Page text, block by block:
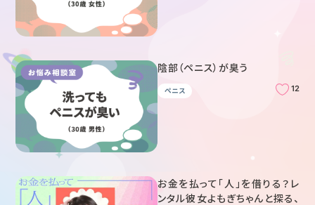
陰部（ペニス）が臭う
ペニス 12
お金を払って「人」を借りる？レ
ンタル彼女よもぎちゃんと探る、